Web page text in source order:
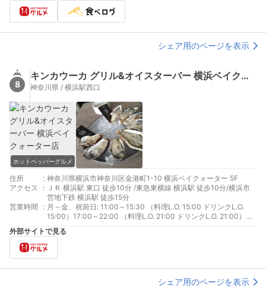
シェア用のページを表示
8
キンカウーカ グリル&オイスターバー 横浜ベイクォーター店
神奈川県 / 横浜駅西口
ホットペッパーグルメ
住所 : 神奈川県横浜市神奈川区金港町1-10 横浜ベイクォーター 5F
アクセス
: ＪＲ 横浜駅 東口 徒歩10分 /東急東横線 横浜駅 徒歩10分/横浜市
営地下鉄 横浜駅 徒歩15分
営業時間
: 月～金、祝前日: 11:00～15:30 （料理L.O. 15:00 ドリンクL.O.
15:00）17:00～22:00 （料理L.O. 21:00 ドリンクL.O. 21:00）
土、日、祝日: 11:00～16:00 （料理L.O. 15:30 ドリンクL.O.
15:30）17:00～22:00 （料理L.O. 21:00 ドリンクL.O. 21:00）
外部サイトで見る
シェア用のページを表示